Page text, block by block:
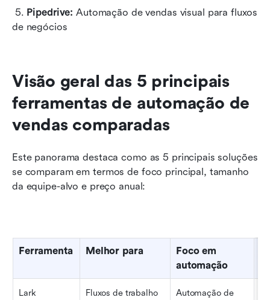
5. Pipedrive: Automação de vendas visual para fluxos
de negócios
Visão geral das 5 principais
ferramentas de automação de
vendas comparadas
Este panorama destaca como as 5 principais soluções
se comparam em termos de foco principal, tamanho
da equipe-alvo e preço anual:
Ferramenta Melhor para
Foco em
automação
Lark
Fluxos de trabalho
Automação de